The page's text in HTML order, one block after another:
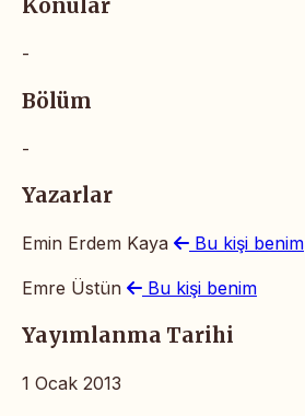
Konular
-
Bölüm
-
Yazarlar
Emin Erdem Kaya Bu kişi benim
Emre Üstün Bu kişi benim
Yayımlanma Tarihi
1 Ocak 2013